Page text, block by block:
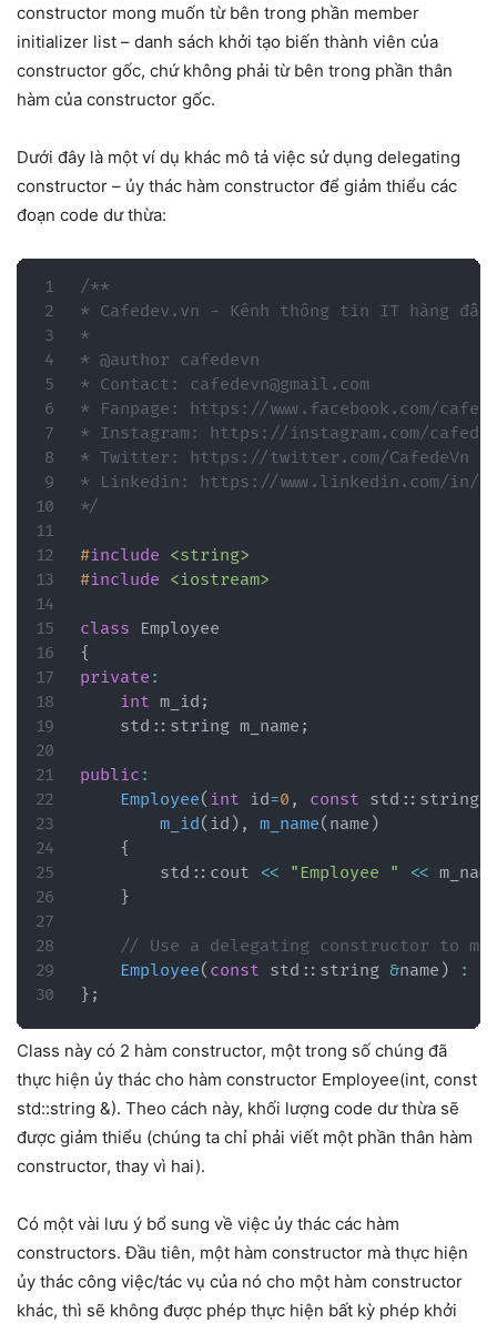
constructor mong muốn từ bên trong phần member
initializer list – danh sách khởi tạo biến thành viên của
constructor gốc, chứ không phải từ bên trong phần thân
hàm của constructor gốc.
Dưới đây là một ví dụ khác mô tả việc sử dụng delegating
constructor – ủy thác hàm constructor để giảm thiểu các
đoạn code dư thừa:
/**
* Cafedev.vn - Kênh thông tin IT hàng đầu
*
* @author cafedevn
* Contact: cafedevn@gmail.com
* Fanpage: https://www.facebook.com/
* Instagram: https://instagram.com/
* Twitter: https://twitter.com/CafedeVn
* Linkedin: https://www.linkedin.com/in/
*/
#include <string>
#include <iostream>
class
Employee
{
private :
int m_id ;
    std
:: string m_name ;
public :
Employee( int id=0 , const std :: string
m_id( id ) , m_name( name )
{
        std
:: cout << "Employee " <<
}
// Use a delegating constructor to
Employee( const std :: string &name ) :
} ;
Class này có 2 hàm constructor, một trong số chúng đã
thực hiện ủy thác cho hàm constructor Employee(int, const
std::string &). Theo cách này, khối lượng code dư thừa sẽ
được giảm thiểu (chúng ta chỉ phải viết một phần thân hàm
constructor, thay vì hai).
Có một vài lưu ý bổ sung về việc ủy thác các hàm
constructors. Đầu tiên, một hàm constructor mà thực hiện
ủy thác công việc/tác vụ của nó cho một hàm constructor
khác, thì sẽ không được phép thực hiện bất kỳ phép khởi